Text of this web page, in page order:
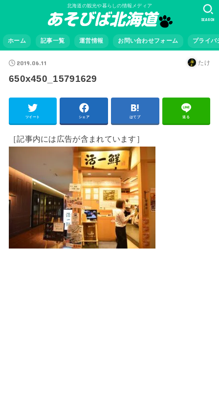
北海道の観光や暮らしの情報メディア
ホーム 記事一覧 運営情報 お問い合わせフォーム プライバ
SEARCH
2019.06.11 たけ
650x450_15791629
ツイート シェア はてブ 送る
［記事内には広告が含まれています］